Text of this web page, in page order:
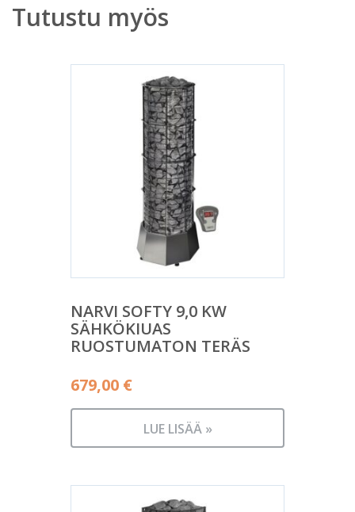
Tutustu myös
NARVI SOFTY 9,0 KW
SÄHKÖKIUAS
RUOSTUMATON TERÄS
679,00 €
LUE LISÄÄ »